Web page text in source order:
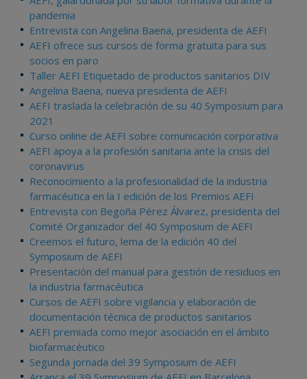
pandemia
Entrevista con Angelina Baena, presidenta de AEFI
AEFI ofrece sus cursos de forma gratuita para sus
socios en paro
Taller AEFI Etiquetado de productos sanitarios DIV
Angelina Baena, nueva presidenta de AEFI
AEFI traslada la celebración de su 40 Symposium para
2021
Curso online de AEFI sobre comunicación corporativa
AEFI apoya a la profesión sanitaria ante la crisis del
coronavirus
Reconocimiento a la profesionalidad de la industria
farmacéutica en la I edición de los Premios AEFI
Entrevista con Begoña Pérez Álvarez, presidenta del
Comité Organizador del 40 Symposium de AEFI
Creemos el futuro, lema de la edición 40 del
Symposium de AEFI
Presentación del manual para gestión de residuos en
la industria farmacéutica
Cursos de AEFI sobre vigilancia y elaboración de
documentación técnica de productos sanitarios
AEFI premiada como mejor asociación en el ámbito
biofarmacéutico
Segunda jornada del 39 Symposium de AEFI